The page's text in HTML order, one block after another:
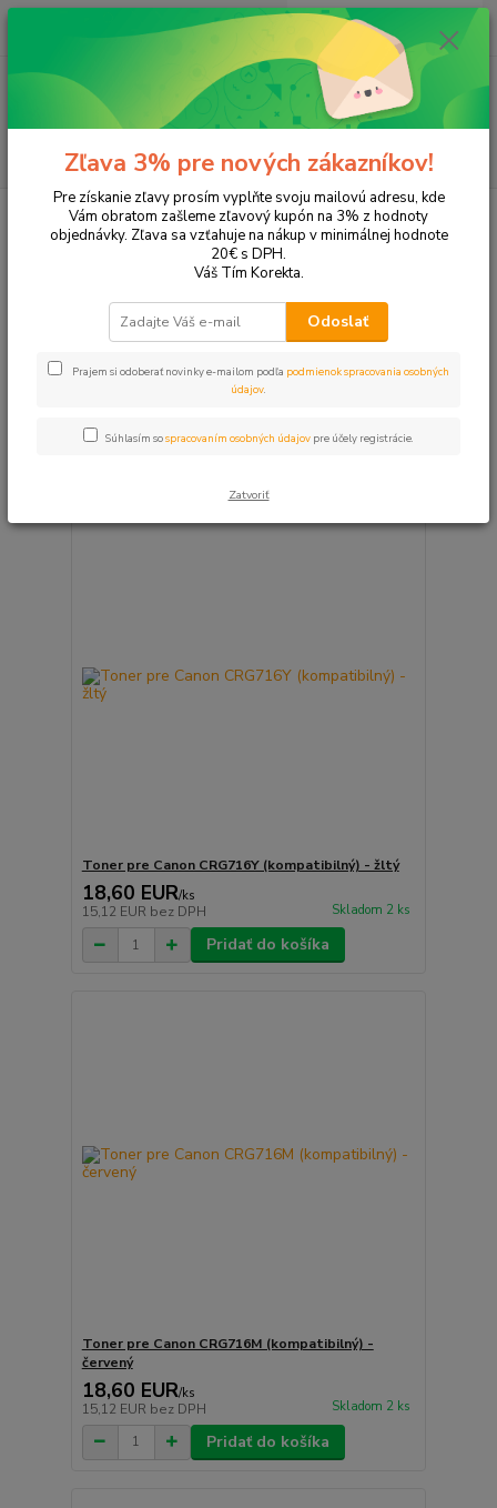
Hľadať
ks
za 0,00 EUR
Tonery a náplne do tlačiarní Canon LBP 5050
Upresniť parametre
Najdrahšie
Zobrazujem 1-4 z 4
Toner pre Canon CRG716Y (kompatibilný) - žltý
18,60 EUR/ks
15,12 EUR bez DPH Skladom 2 ks
Pridať do košíka
Toner pre Canon CRG716M (kompatibilný) -
červený
18,60 EUR/ks
15,12 EUR bez DPH Skladom 2 ks
Pridať do košíka
Zľava 3% pre nových zákazníkov!
Pre získanie zľavy prosím vyplňte svoju mailovú adresu, kde
Vám obratom zašleme zľavový kupón na 3% z hodnoty
objednávky. Zľava sa vzťahuje na nákup v minimálnej hodnote
20€ s DPH.
Váš Tím Korekta.
Odoslať
Prajem si odoberať novinky e-mailom podľa podmienok spracovania osobných
údajov.
Súhlasím sospracovaním osobných údajov pre účely registrácie.
Zatvoriť